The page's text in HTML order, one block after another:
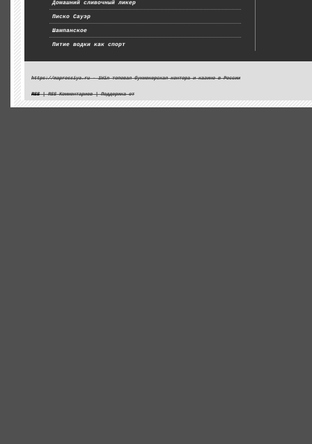
Домашний сливочный ликер
Писко Сауэр
Шампанское
Питие водки как спорт
https://maprossiya.ru - 1Win топовая букмекерская контора и казино в России
RSS| RSS Комментариев | Поддержка от